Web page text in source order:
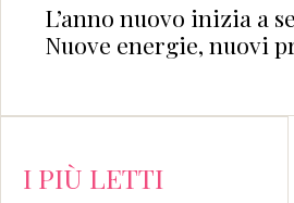
L’anno nuovo inizia a
Nuove energie, nuovi
I PIÙ LETTI